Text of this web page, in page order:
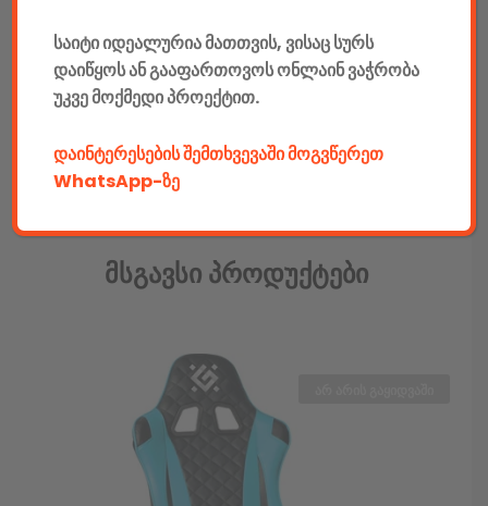
Razer Synapse მხარდაჭერა:არის
Facebook კომენტარები
Მსგავსი Პროდუქტები
საიტი იდეალურია მათთვის, ვისაც სურს
დაიწყოს ან გააფართოვოს ონლაინ ვაჭრობა
უკვე მოქმედი პროექტით.
დაინტერესების შემთხვევაში მოგვწერეთ
WhatsApp-ზე